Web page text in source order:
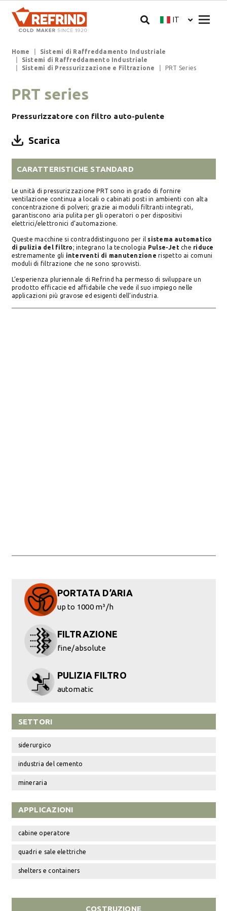
Select your
IT
Briciole di pane
Home
Sistemi di Raffreddamento Industriale
Sistemi di Raffreddamento Industriale
Sistemi di Pressurizzazione e Filtrazione
PRT Series
PRT series
Pressurizzatore con filtro auto-pulente
Scarica
CARATTERISTICHE STANDARD
Le unità di pressurizzazione PRT sono in grado di fornire
ventilazione continua a locali o cabinati posti in ambienti con alta
concentrazione di polveri; grazie ai moduli filtranti integrati,
garantiscono aria pulita per gli operatori o per dispositivi
elettrici/elettronici d’automazione.
Queste macchine si contraddistinguono per il sistema automatico
di pulizia del filtro ; integrano la tecnologia Pulse-Jet che riduce
estremamente gli interventi di manutenzione rispetto ai comuni
moduli di filtrazione che ne sono sprovvisti.
L’esperienza pluriennale di Refrind ha permesso di sviluppare un
prodotto efficacie ed affidabile che vede il suo impiego nelle
applicazioni più gravose ed esigenti dell’industria.
PORTATA D’ARIA
up to 1000 m³/h
FILTRAZIONE
fine/absolute
PULIZIA FILTRO
automatic
SETTORI
siderurgico
industria del cemento
mineraria
APPLICAZIONI
cabine operatore
quadri e sale elettriche
shelters e containers
COSTRUZIONE